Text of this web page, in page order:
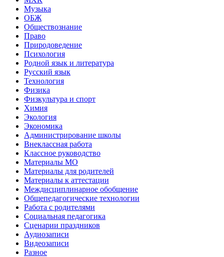
Музыка
ОБЖ
Обществознание
Право
Природоведение
Психология
Родной язык и литература
Русский язык
Технология
Физика
Физкультура и спорт
Химия
Экология
Экономика
Администрирование школы
Внеклассная работа
Классное руководство
Материалы МО
Материалы для родителей
Материалы к аттестации
Междисциплинарное обобщение
Общепедагогические технологии
Работа с родителями
Социальная педагогика
Сценарии праздников
Аудиозаписи
Видеозаписи
Разное